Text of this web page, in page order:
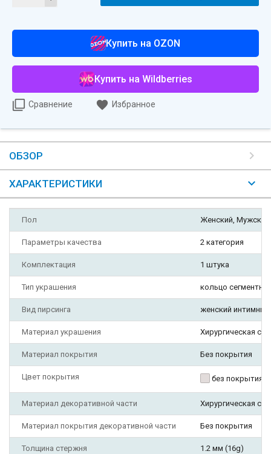
Купить на OZON
Купить на Wildberries
Сравнение Избранное
ОБЗОР
ХАРАКТЕРИСТИКИ
Пол Женский, Мужской
Параметры качества 2 категория
Комплектация 1 штука
Тип украшения кольцо
Вид пирсинга женский интимный
Материал украшения Хирургическая
Материал покрытия Без покрытия
Цвет покрытия без покрытия
Материал декоративной части Хирургическая
Материал покрытия декоративной части Без покрытия
Толщина стержня 1.2 мм (16g)